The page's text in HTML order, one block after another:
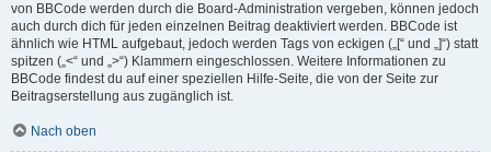
von BBCode werden durch die Board-Administration vergeben, können jedoch
auch durch dich für jeden einzelnen Beitrag deaktiviert werden. BBCode ist
ähnlich wie HTML aufgebaut, jedoch werden Tags von eckigen („[“ und „]“) statt
spitzen („<“ und „>“) Klammern eingeschlossen. Weitere Informationen zu
BBCode findest du auf einer speziellen Hilfe-Seite, die von der Seite zur
Beitragserstellung aus zugänglich ist.
Nach oben